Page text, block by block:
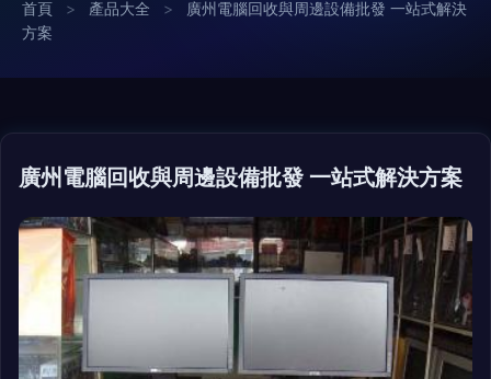
首頁 > 產品大全 >
廣州電腦回收與周邊設備批發 一站式解決
方案
廣州電腦回收與周邊設備批發 一站式解決方案